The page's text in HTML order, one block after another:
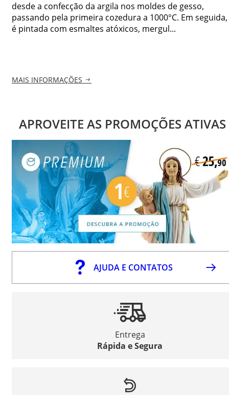
desde a confecção da argila nos moldes de gesso,
passando pela primeira cozedura a 1000°C. Em seguida,
é pintada com esmaltes atóxicos, mergul...
MAIS INFORMAÇÕES
APROVEITE AS PROMOÇÕES ATIVAS
AJUDA E CONTATOS
Entrega
Rápida e Segura